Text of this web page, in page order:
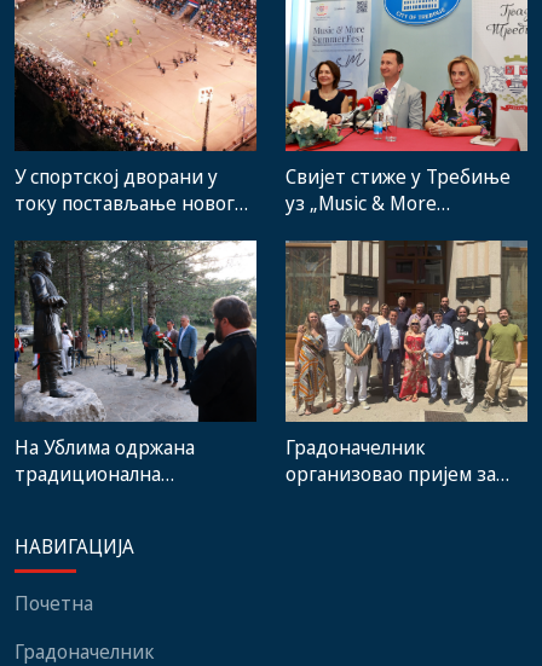
У спортској дворани у
току постављање новог
стадиону малих игара
нови мобилијар
Свијет стиже у Требиње
уз „Music & More
На Ублима одржана
традиционална
Градоначелник
организовао пријем за
НАВИГАЦИЈА
Почетна
Градоначелник